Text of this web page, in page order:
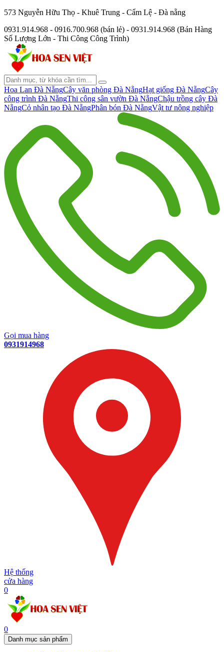
573 Nguyễn Hữu Thọ - Khuê Trung - Cẩm Lệ - Đà nẵng
0931.914.968 - 0916.700.968 (bán lẻ) - 0931.914.968 (Bán Hàng
Số Lượng Lớn - Thi Công Công Trình)
Hoa Lan Đà NẵngCây văn phòng Đà NẵngHạt giống Đà NẵngCây
công trình Đà NẵngThi công sân vườn Đà NẵngChậu trồng cây Đà
NẵngCỏ nhân tạo Đà NẵngPhân bón Đà NẵngVật tư nông nghiệp
Gọi mua hàng
0931914968
Hệ thống
cửa hàng
0
0
Danh mục sản phẩm